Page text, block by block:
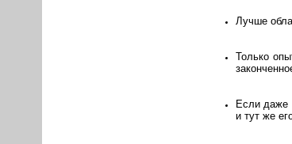
Лучше
Только
Если даже
и тут же